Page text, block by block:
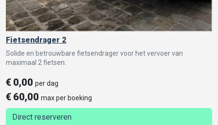
Fietsendrager 2
Solide en betrouwbare fietsendrager voor het vervoer van
maximaal 2 fietsen.
€ 0,00 per dag
€ 60,00 max per boeking
Direct reserveren